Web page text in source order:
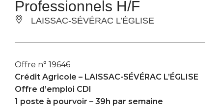
Professionnels H/F
LAISSAC-SÉVÉRAC L’ÉGLISE
Offre n° 19646
Crédit Agricole – LAISSAC-SÉVÉRAC L’ÉGLISE
Offre d’emploi CDI
1 poste à pourvoir – 39h par semaine